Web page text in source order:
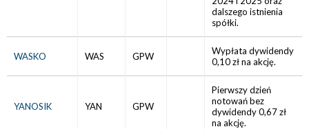
dalszego istnienia
spółki.
WASKO WAS GPW
Wypłata dywidendy
0,10 zł na akcję.
YANOSIK YAN GPW
Pierwszy dzień
notowań bez
dywidendy 0,67 zł
na akcję.